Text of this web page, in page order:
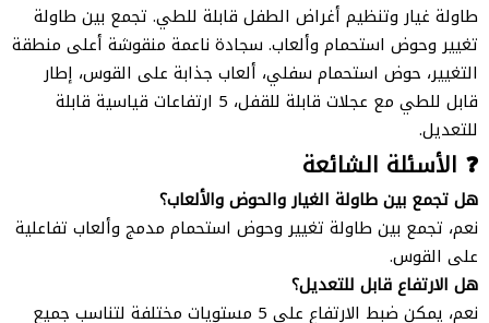
طاولة غيار وتنظيم أغراض الطفل قابلة للطي. تجمع بين طاولة
تغيير وحوض استحمام وألعاب. سجادة ناعمة منقوشة أعلى منطقة
التغيير، حوض استحمام سفلي، ألعاب جذابة على القوس، إطار
قابل للطي مع عجلات قابلة للقفل، 5 ارتفاعات قياسية قابلة
للتعديل.
❓ الأسئلة الشائعة
هل تجمع بين طاولة الغيار والحوض والألعاب؟
نعم، تجمع بين طاولة تغيير وحوض استحمام مدمج وألعاب تفاعلية
على القوس.
هل الارتفاع قابل للتعديل؟
نعم، يمكن ضبط الارتفاع على 5 مستويات مختلفة لتناسب جميع